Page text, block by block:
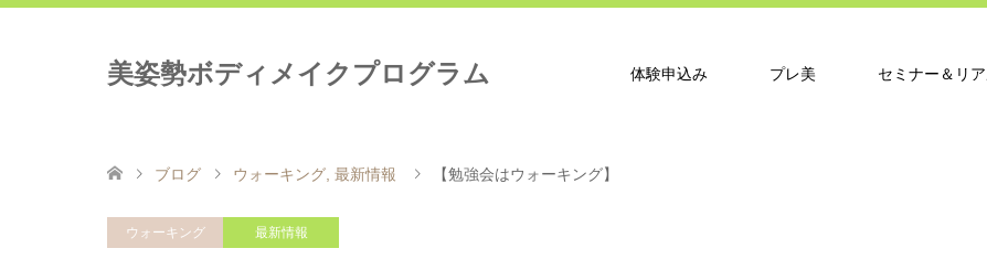
美姿勢ボディメイクプログラム 体験申込み プレ美 セミナー＆リ
ブログ ウォーキング 最新情報 【勉強会はウォーキング】
ウォーキング 最新情報